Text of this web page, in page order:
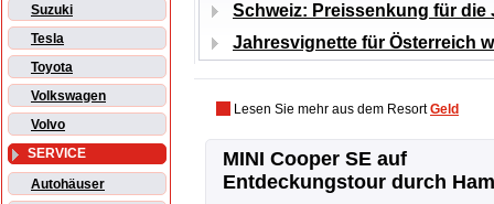
Suzuki
Tesla
Toyota
Volkswagen
Volvo
SERVICE
Autohäuser
Schweiz: Preissenkung für die
Jahresvignette für Österreich
Lesen Sie mehr aus dem ResortGeld
MINI Cooper SE auf
Entdeckungstour durch